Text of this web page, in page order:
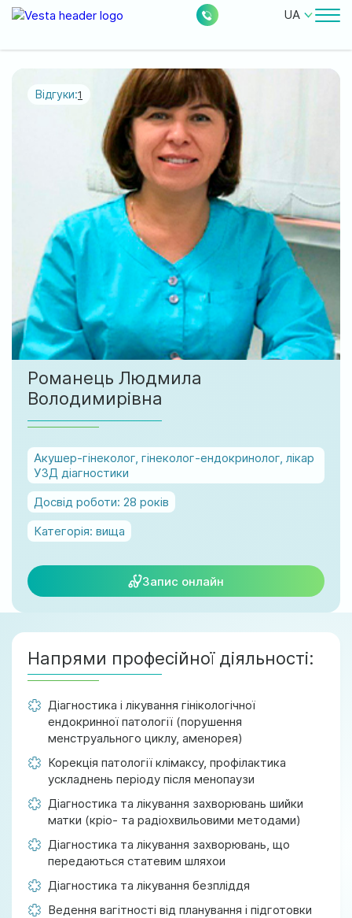
UA
Лікарі
Безкоштовні послуги
Акції Новини Відгуки
228
Місцезнаходження:
м. Ірпінь, вул. Соборна, 128/1
Ми працюємо:
Пн-Пт: 8:00-19:00
Нд: 9:00-17:00
official@test.test.vesta-med.com
Ми в соц. мережах
Відгуки:1
Романець Людмила
Володимирівна
Акушер-гінеколог, гінеколог-ендокринолог, лікар
УЗД діагностики
Досвід роботи: 28 років
Категорія: вища
Запис онлайн
Напрями професійної діяльності:
Діагностика і лікування гінікологічної
ендокринної патології (порушення
менструального циклу, аменорея)
Корекція патології клімаксу, профілактика
ускладнень періоду після менопаузи
Діагностика та лікування захворювань шийки
матки (кріо- та радіохвильовими методами)
Діагностика та лікування захворювань, що
передаються статевим шляхои
Діагностика та лікування безпліддя
Ведення вагітності від планування і підготовки